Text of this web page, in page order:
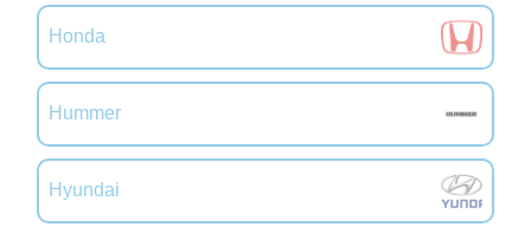
Honda
Hummer
Hyundai